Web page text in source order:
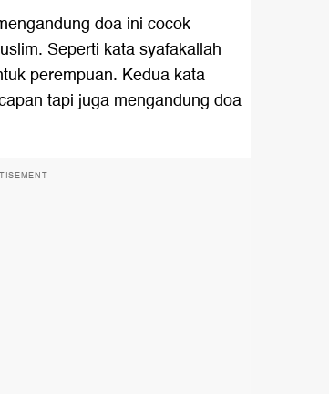
doa ini cocok
Seperti katasyafakallah
perempuan. Kedua kata
tapi juga mengandung doa